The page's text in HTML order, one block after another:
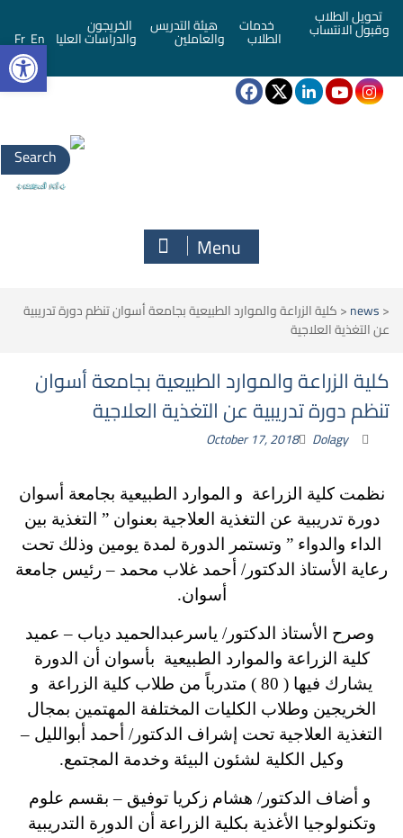
تحويل الطلاب
وقبول الانتساب خدمات
الطلاب
هيئة التدريس
والعاملين
الخريجون
والدراسات العليا En
Fr
Search
for:
Menu
<
news
<كلية الزراعة والموارد الطبيعية بجامعة أسوان تنظم دورة تدريبية
عن التغذية العلاجية
كلية الزراعة والموارد الطبيعية بجامعة أسوان
تنظم دورة تدريبية عن التغذية العلاجية
October 17, 2018 Dolagy
نظمت كلية الزراعة و الموارد الطبيعية بجامعة أسوان
دورة تدريبية عن التغذية العلاجية بعنوان ” التغذية بين
الداء والدواء ” وتستمر الدورة لمدة يومين وذلك تحت
رعاية الأستاذ الدكتور/ أحمد غلاب محمد – رئيس جامعة
أسوان.
وصرح الأستاذ الدكتور/ ياسرعبدالحميد دياب – عميد
كلية الزراعة والموارد الطبيعية بأسوان أن الدورة
يشارك فيها ( 80 ) متدرباً من طلاب كلية الزراعة و
الخريجين وطلاب الكليات المختلفة المهتمين بمجال
التغذية العلاجية تحت إشراف الدكتور/ أحمد أبوالليل –
وكيل الكلية لشئون البيئة وخدمة المجتمع.
و أضاف الدكتور/ هشام زكريا توفيق – بقسم علوم
وتكنولوجيا الأغذية بكلية الزراعة أن الدورة التدريبية